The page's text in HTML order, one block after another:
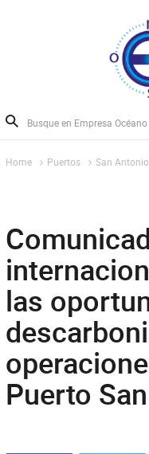
Home Puertos San Antonio
las
Puerto